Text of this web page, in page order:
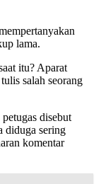
lama.
itu? Aparat
salah seorang
disebut
diduga sering
komentar